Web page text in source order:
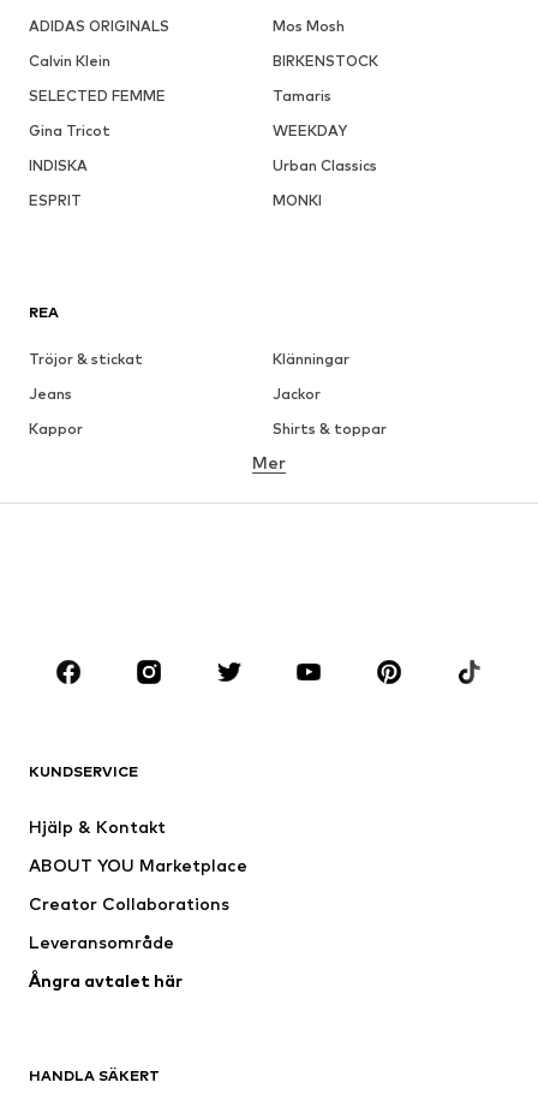
ADIDAS ORIGINALS
Mos Mosh
Calvin Klein
BIRKENSTOCK
SELECTED FEMME
Tamaris
Gina Tricot
WEEKDAY
INDISKA
Urban Classics
ESPRIT
MONKI
REA
Tröjor & stickat
Klänningar
Jeans
Jackor
Kappor
Shirts & toppar
Underkläder
Premium
Nytt
Shirts & toppar
Jackor
Underkläder
Kappor
Badkläder
Tillfällen
Mer
KUNDSERVICE
Hjälp & Kontakt
ABOUT YOU Marketplace
Creator Collaborations
Leveransområde
Ångra avtalet här
HANDLA SÄKERT